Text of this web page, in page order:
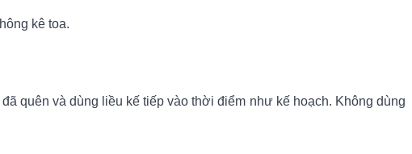
kê toa.
quên và dùng liều kế tiếp vào thời điểm như kế hoạch. Không dùng